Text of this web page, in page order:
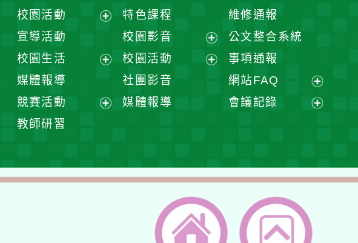
展
開
單
校園活動
選
宣導活動
校園生活
選
媒體報導
競賽活動
單
教師研習
特色課程
校園影音
展
開
校園活動
社團影音
媒體報導
維修通報
公文整合系統
事項通報
網站FAQ
展
會議記錄
單